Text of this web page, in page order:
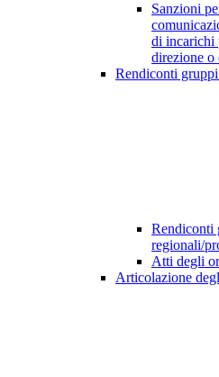
Sanzioni
di incarichi
direzione o
Rendiconti
Rendiconti
regionali/
Atti degli
Articolazione